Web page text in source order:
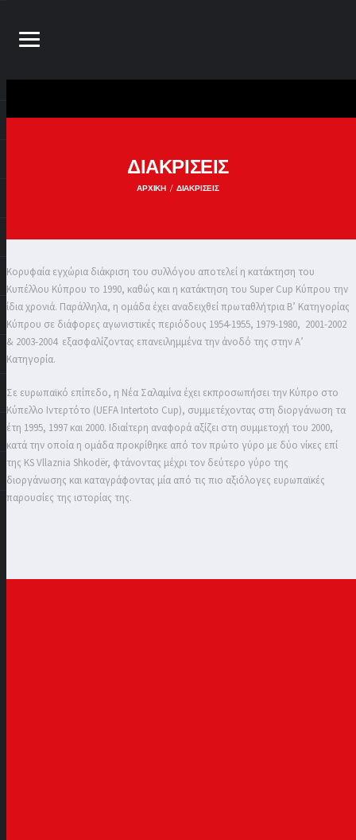
ΔΙΑΚΡΙΣΕΙΣ
ΑΡΧΙΚΉ ΔΙΑΚΡΙΣΕΙΣ
Κορυφαία εγχώρια διάκριση του συλλόγου αποτελεί η κατάκτηση του
Κυπέλλου Κύπρου το 1990, καθώς και η κατάκτηση του Super Cup Κύπρου την
ίδια χρονιά. Παράλληλα, η ομάδα έχει αναδειχθεί πρωταθλήτρια Β’ Κατηγορίας
Κύπρου σε διάφορες αγωνιστικές περιόδους 1954-1955, 1979-1980, 2001-2002
& 2003-2004 εξασφαλίζοντας επανειλημμένα την άνοδό της στην Α’
Κατηγορία.
Σε ευρωπαϊκό επίπεδο, η Νέα Σαλαμίνα έχει εκπροσωπήσει την Κύπρο στο
Κύπελλο Ιντερτότο (UEFA Intertoto Cup), συμμετέχοντας στη διοργάνωση τα
έτη 1995, 1997 και 2000. Ιδιαίτερη αναφορά αξίζει στη συμμετοχή του 2000,
κατά την οποία η ομάδα προκρίθηκε από τον πρώτο γύρο με δύο νίκες επί
της KS Vllaznia Shkodër, φτάνοντας μέχρι τον δεύτερο γύρο της
διοργάνωσης και καταγράφοντας μία από τις πιο αξιόλογες ευρωπαϊκές
παρουσίες της ιστορίας της.